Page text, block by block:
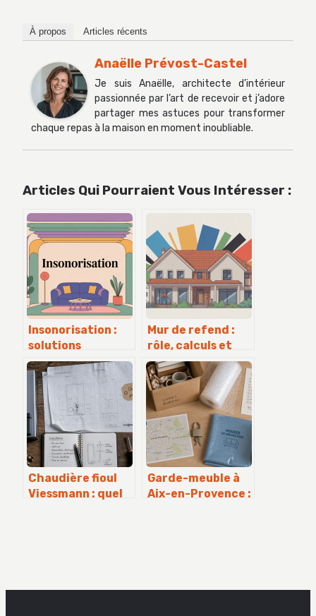
À propos Articles récents
Anaëlle Prévost-Castel
Je suis Anaëlle, architecte d’intérieur
passionnée par l’art de recevoir et j’adore
partager mes astuces pour transformer
chaque repas à la maison en moment inoubliable.
Articles Qui Pourraient Vous Intéresser :
Insonorisation :
solutions
efficaces pour
retrouver le
calme chez vous
Mur de refend :
rôle, calculs et
règles à connaître
pour vos travaux
Chaudière fioul
Viessmann : quel
Garde-meuble à
Aix-en-Provence :